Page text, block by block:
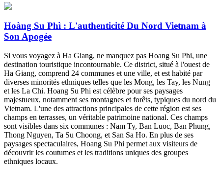
Hoàng Su Phì : L'authenticité Du Nord Vietnam à
Son Apogée
Si vous voyagez à Ha Giang, ne manquez pas Hoang Su Phi, une
destination touristique incontournable. Ce district, situé à l'ouest de
Ha Giang, comprend 24 communes et une ville, et est habité par
diverses minorités ethniques telles que les Mong, les Tay, les Nung
et les La Chi. Hoang Su Phi est célèbre pour ses paysages
majestueux, notamment ses montagnes et forêts, typiques du nord du
Vietnam. L'une des attractions principales de cette région est ses
champs en terrasses, un véritable patrimoine national. Ces champs
sont visibles dans six communes : Nam Ty, Ban Luoc, Ban Phung,
Thong Nguyen, Ta Su Choong, et San Sa Ho. En plus de ses
paysages spectaculaires, Hoang Su Phi permet aux visiteurs de
découvrir les coutumes et les traditions uniques des groupes
ethniques locaux.